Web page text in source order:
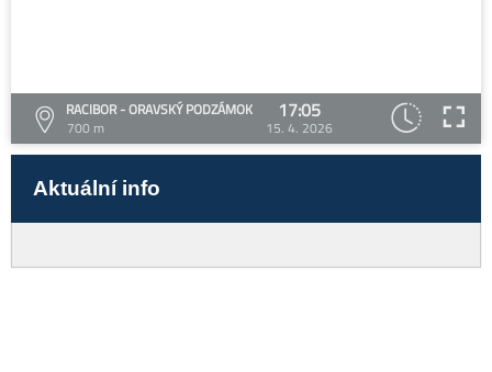
RACIBOR - ORAVSKÝ PODZÁMOK
700 m
17:05
15. 4. 2026
Aktuální info